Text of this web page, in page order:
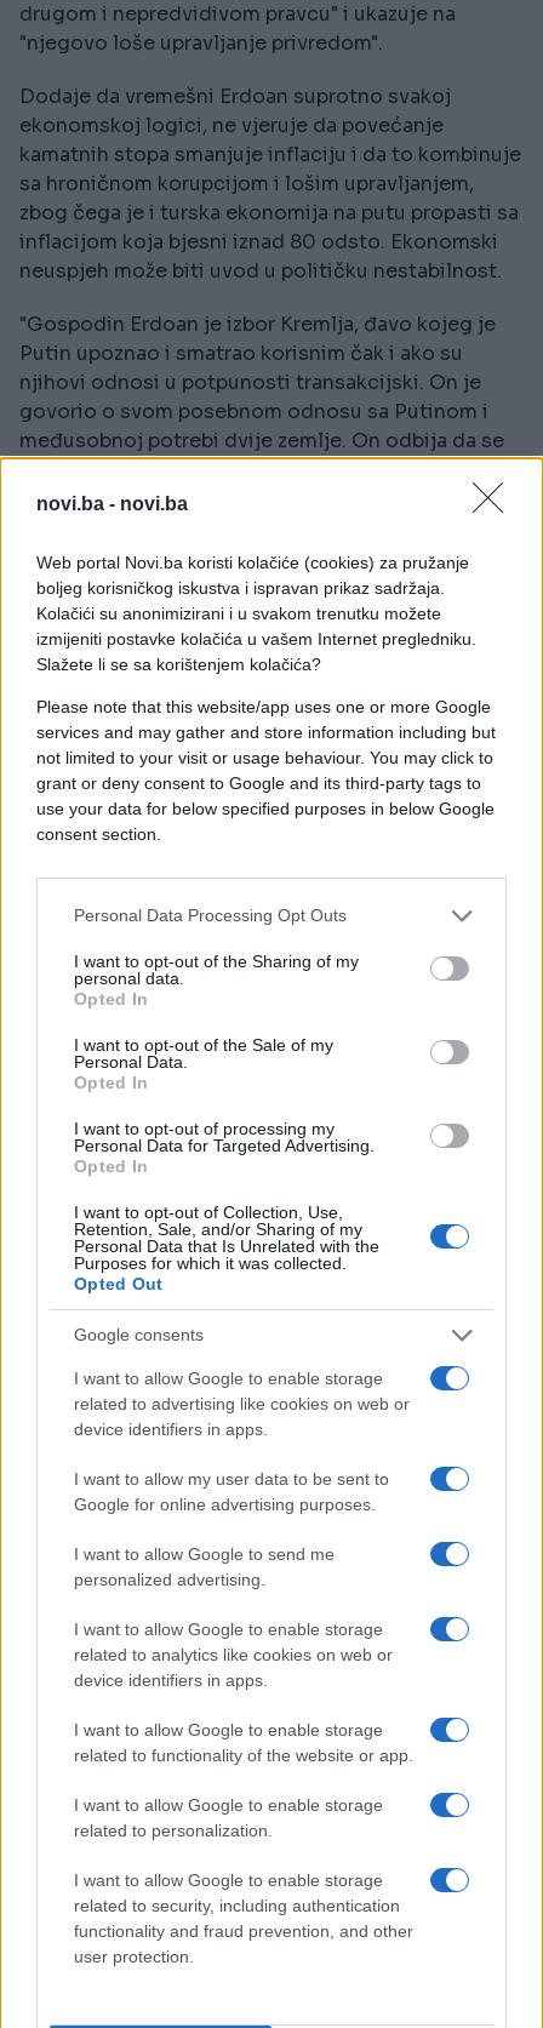
novi.ba - novi.ba
Web portal Novi.ba koristi kolačiće (cookies) za pružanje
boljeg korisničkog iskustva i ispravan prikaz sadržaja.
Kolačići su anonimizirani i u svakom trenutku možete
izmijeniti postavke kolačića u vašem Internet pregledniku.
Slažete li se sa korištenjem kolačića?
Please note that this website/app uses one or more Google
services and may gather and store information including but
not limited to your visit or usage behaviour. You may click to
grant or deny consent to Google and its third-party tags to
use your data for below specified purposes in below Google
consent section.
Personal Data Processing Opt Outs
I want to opt-out of the Sharing of my
personal data.
Opted In
I want to opt-out of the Sale of my
Personal Data.
Opted In
I want to opt-out of processing my
Personal Data for Targeted Advertising.
Opted In
I want to opt-out of Collection, Use,
Retention, Sale, and/or Sharing of my
Personal Data that Is Unrelated with the
Purposes for which it was collected.
Opted Out
Google consents
I want to allow Google to enable storage
related to advertising like cookies on web or
device identifiers in apps.
I want to allow my user data to be sent to
Google for online advertising purposes.
I want to allow Google to send me
personalized advertising.
I want to allow Google to enable storage
related to analytics like cookies on web or
device identifiers in apps.
I want to allow Google to enable storage
related to functionality of the website or app.
I want to allow Google to enable storage
related to personalization.
I want to allow Google to enable storage
related to security, including authentication
functionality and fraud prevention, and other
user protection.
drugom i nepredvidivom pravcu" i ukazuje na
"njegovo loše upravljanje privredom".
Dodaje da vremešni Erdoan suprotno svakoj
ekonomskoj logici, ne vjeruje da povećanje
kamatnih stopa smanjuje inflaciju i da to kombinuje
sa hroničnom korupcijom i lošim upravljanjem,
zbog čega je i turska ekonomija na putu propasti sa
inflacijom koja bjesni iznad 80 odsto. Ekonomski
neuspjeh može biti uvod u političku nestabilnost.
"Gospodin Erdoan je izbor Kremlja, đavo kojeg je
Putin upoznao i smatrao korisnim čak i ako su
njihovi odnosi u potpunosti transakcijski. On je
govorio o svom posebnom odnosu sa Putinom i
međusobnoj potrebi dvije zemlje. On odbija da se
protivvazdušne odbrambene sisteme, što je
Navode i da je ambivalentnost Turske u ovom
sukobu koristila Zapadu, ali ukazuju da je Ankara
odigrala važnu ulogu u posredovanju u dogovoru
koji je omogućio isporuku ukrajinskog žita, kao i da
to može igrati ulogu u pregovorima o okončanju
sukoba kada se oni konačno dogode.
Podsjećaju i da Turska isporučuje bespilotne
letjelice Kijevu, ali da takođe nastavlja da blokira
pristupanje Švedske NATO-u i ističu da "nije igrala
Za zapadne vlade Turska je cinično iskoristila sukob
za ekonomsku dobit, kupujući rusku energiju po
obarajućim stopama i profitirajući od sankcija. U
zapadnim prestonicama, kako pišu, još više
nelagode izaziva demokratsko nazadovanje,
situacija u vezi sa ljudskim pravima u Turskoj koja
postaje zabrinjavajuća i rastući autoritarizam.
Ukazuju da je Kiličdaroglu obećao promjenu i
resetovanje odnosa, što bi za saveznike bilo
osvježenje. Za Erdoana navode da je zapravo sve
suprotno - svojevoljni i nepredvidivi saveznik sa
ekonomijom koja je u sve težoj situaciji. Njegove
zapadne kolege bi sa zadovoljstvom voljele da
proglase kraj "Erdoanove ere".
Umjesto toga, možda će morati da trpe više godina
njegove vladavine, prenosi "b92".